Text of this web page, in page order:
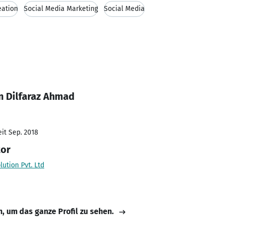
Social Media Marketing Social Media
Dilfaraz Ahmad
Sep. 2018
Pvt. Ltd
um das ganze Profil zu sehen.